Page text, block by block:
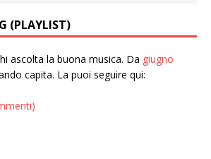
(PLAYLIST)
ascolta la buona musica. Da giugno
capita. La puoi seguire qui: